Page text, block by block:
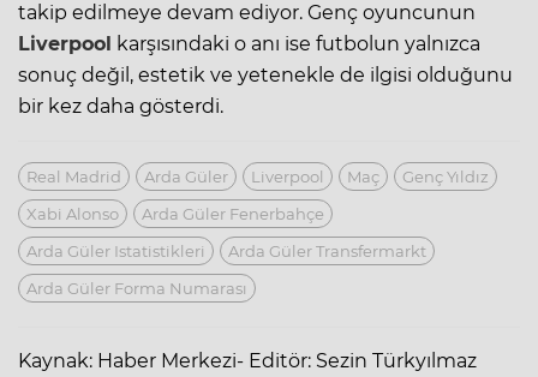
takip edilmeye devam ediyor. Genç oyuncunun
Liverpool karşısındaki o anı ise futbolun yalnızca
sonuç değil, estetik ve yetenekle de ilgisi olduğunu
bir kez daha gösterdi.
Real Madrid Arda Güler Liverpool Maç
Genç Yıldız
Xabi Alonso
Arda Güler Fenerbahçe
Arda Güler Istatistikleri
Arda Güler Transfermarkt
Arda Güler Forma Numarası
Kaynak: Haber Merkezi- Editör: Sezin Türkyılmaz